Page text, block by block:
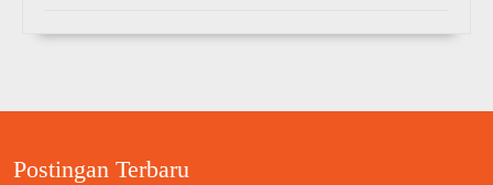
Postingan Terbaru